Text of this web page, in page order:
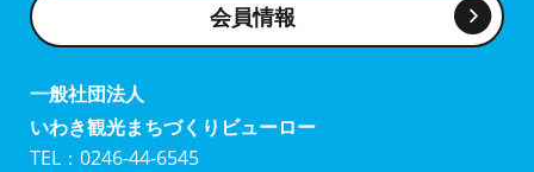
会員情報
一般社団法人
いわき観光まちづくりビューロー
TEL：0246-44-6545